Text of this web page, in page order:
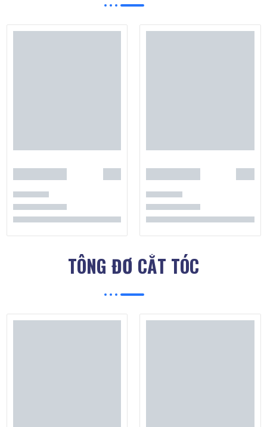
TÔNG ĐƠ CẮT TÓC